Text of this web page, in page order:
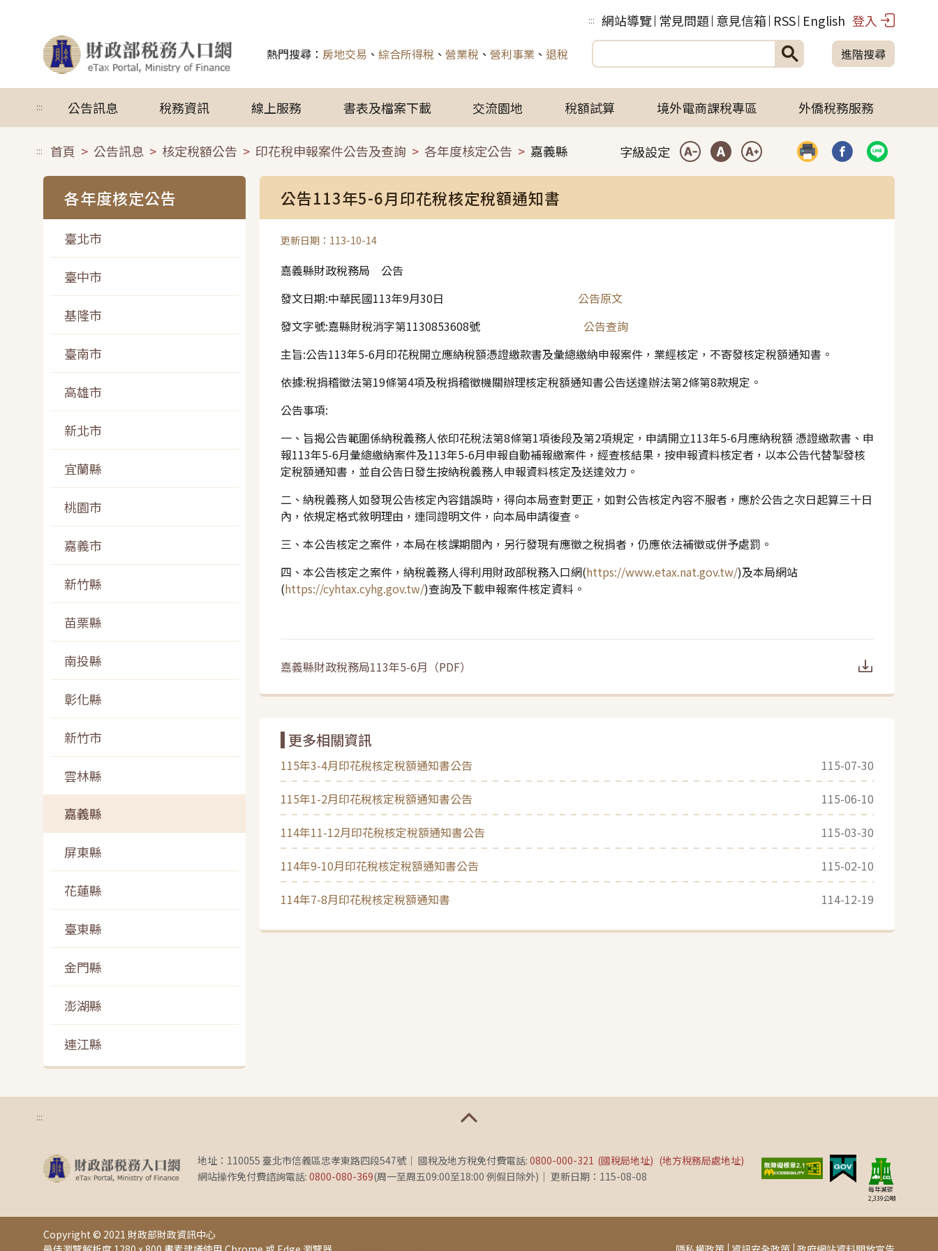
::: 網站導覽 常見問題 意見信箱 RSS English 登入
熱門搜尋： 房地交易 、 綜合所得稅 、 營業稅 、 營利事業 、 退稅 進階搜尋
::: 公告訊息 稅務資訊 線上服務 書表及檔案下載 交流園地 稅額試算 境外電商課稅專區 外僑稅務服務
::: 首頁 公告訊息 核定稅額公告 印花稅申報案件公告及查詢 各年度核定公告 嘉義縣 字級設定
小型字中型字大型字 列印 分享到臉書(開啟
分享到
各年度核定公告
臺北市
臺中市
基隆市
臺南市
高雄市
新北市
宜蘭縣
桃園市
嘉義市
新竹縣
苗栗縣
南投縣
彰化縣
新竹市
雲林縣
嘉義縣
屏東縣
花蓮縣
臺東縣
金門縣
澎湖縣
連江縣
公告113年5-6月印花稅核定稅額通知書
更新日期：113-10-14
嘉義縣財政稅務局 公告
發文日期:中華民國113年9月30日
公告原文
發文字號:嘉縣財稅消字第1130853608號 公告查詢
主旨:公告113年5-6月印花稅開立應納稅額憑證繳款書及彙總繳納申報案件，業經核定，不寄發核定稅額通知書。
依據:稅捐稽徵法第19條第4項及稅捐稽徵機關辦理核定稅額通知書公告送達辦法第2條第8款規定。
公告事項:
一、旨揭公告範圍係納稅義務人依印花稅法第8條第1項後段及第2項規定，申請開立113年5-6月應納稅額 憑證繳款書、申
報113年5-6月彙總繳納案件及113年5-6月申報自動補報繳案件，經查核結果，按申報資料核定者，以本公告代替掣發核
定稅額通知書，並自公告日發生按納稅義務人申報資料核定及送達效力。
二、納稅義務人如發現公告核定內容錯誤時，得向本局查對更正，如對公告核定內容不服者，應於公告之次日起算三十日
內，依規定格式敘明理由，連同證明文件，向本局申請復查。
三、本公告核定之案件，本局在核課期間內，另行發現有應徵之稅捐者，仍應依法補徵或併予處罰。
四、本公告核定之案件，納稅義務人得利用財政部稅務入口網(https://www.etax.nat.gov.tw/)及本局網站
(https://cyhtax.cyhg.gov.tw/)查詢及下載申報案件核定資料。
嘉義縣財政稅務局113年5-6月 （PDF）
更多相關資訊
115年3-4月印花稅核定稅額通知書公告
115-07-30
115年1-2月印花稅核定稅額通知書公告
115-06-10
114年11-12月印花稅核定稅額通知書公告
115-03-30
114年9-10月印花稅核定稅額通知書公告
115-02-10
114年7-8月印花稅核定稅額通知書
114-12-19
:::
地址：110055 臺北市信義區忠孝東路四段547號 國稅及地方稅免付費電話:0800-000-321 (國稅局地址) (地方稅務局處地址)
網站操作免付費諮詢電話:0800-080-369(周一至周五09:00至18:00 例假日除外) 更新日期：115-08-08
每年減碳
2,339公噸
Copyright © 2021 財政部財政資訊中心